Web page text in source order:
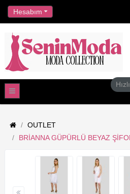
Hesabım
OUTLET
BRIANNA GÜPÜRLÜ BEYAZ